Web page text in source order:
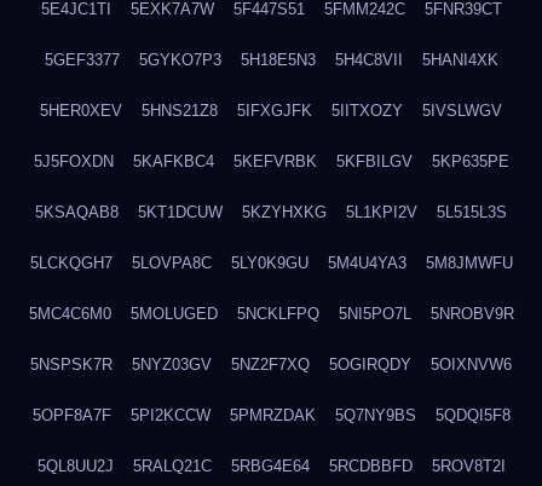
5E4JC1TI 5EXK7A7W 5F447S51 5FMM242C 5FNR39CT
5GEF3377 5GYKO7P3 5H18E5N3 5H4C8VII 5HANI4XK
5HER0XEV 5HNS21Z8 5IFXGJFK 5IITXOZY 5IVSLWGV
5J5FOXDN 5KAFKBC4 5KEFVRBK 5KFBILGV 5KP635PE
5KSAQAB8 5KT1DCUW 5KZYHXKG 5L1KPI2V 5L515L3S
5LCKQGH7 5LOVPA8C 5LY0K9GU 5M4U4YA3 5M8JMWFU
5MC4C6M0 5MOLUGED 5NCKLFPQ 5NI5PO7L 5NROBV9R
5NSPSK7R 5NYZ03GV 5NZ2F7XQ 5OGIRQDY 5OIXNVW6
5OPF8A7F 5PI2KCCW 5PMRZDAK 5Q7NY9BS 5QDQI5F8
5QL8UU2J 5RALQ21C 5RBG4E64 5RCDBBFD 5ROV8T2I